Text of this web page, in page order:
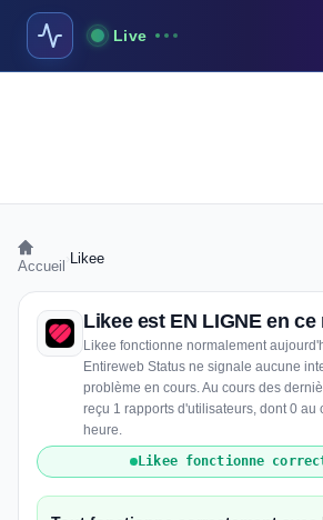
Live
Accueil Likee
Likee est EN LIGNE en
Likee fonctionne normalement
Entireweb Status ne signale aucune
problème en cours. Au cours des
reçu 1 rapports d'utilisateurs, dont 0 au
heure.
Likee fonctionne